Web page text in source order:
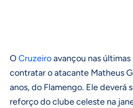
OCruzeiroavançou nas últimas
contratar o atacante Matheus
anos, do Flamengo. Ele deverá
reforço do clube celeste na